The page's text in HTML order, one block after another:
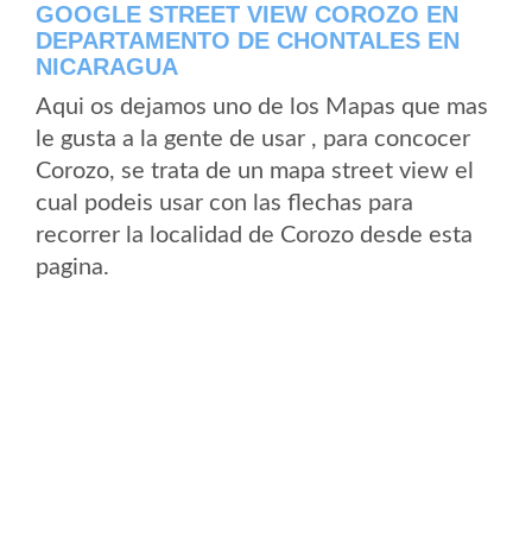
GOOGLE STREET VIEW COROZO EN
DEPARTAMENTO DE CHONTALES EN
NICARAGUA
Aqui os dejamos uno de los Mapas que mas
le gusta a la gente de usar , para concocer
Corozo, se trata de un mapa street view el
cual podeis usar con las flechas para
recorrer la localidad de Corozo desde esta
pagina.